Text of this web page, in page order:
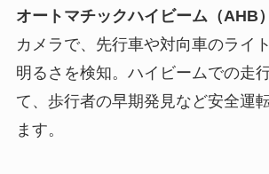
オートマチックハイビーム（AHB）
カメラで、先行車や対向車のライ
明るさを検知。ハイビームでの走
て、歩行者の早期発見など安全運
ます。